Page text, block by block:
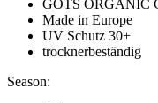
GOTS ORGANIC
Made in Europe
UV Schutz 30+
trocknerbeständig
Season: